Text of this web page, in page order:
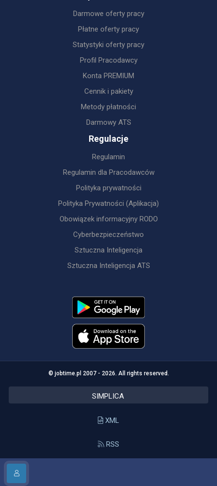
Darmowe oferty pracy
Płatne oferty pracy
Statystyki oferty pracy
Profil Pracodawcy
Konta PREMIUM
Cennik i pakiety
Metody płatności
Darmowy ATS
Regulacje
Regulamin
Regulamin dla Pracodawców
Polityka prywatności
Polityka Prywatności (Aplikacja)
Obowiązek informacyjny RODO
Cyberbezpieczeństwo
Sztuczna Inteligencja
Sztuczna Inteligencja ATS
© jobtime.pl 2007 - 2026. All rights reserved.
SIMPLICA
XML
RSS